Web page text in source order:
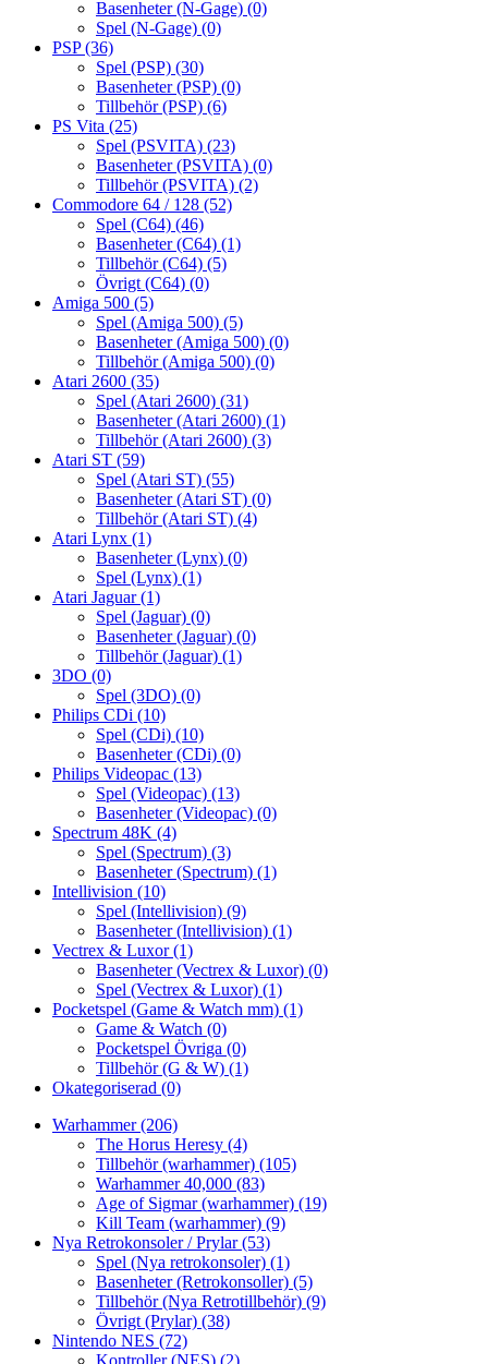
Basenheter (N-Gage) (0)
Spel (N-Gage) (0)
PSP(36)
Spel (PSP) (30)
Basenheter (PSP) (0)
Tillbehör (PSP) (6)
PS Vita (25)
Spel (PSVITA) (23)
Basenheter (PSVITA) (0)
Tillbehör (PSVITA) (2)
Commodore 64 / 128 (52)
Spel (C64) (46)
Basenheter (C64) (1)
Tillbehör (C64) (5)
Övrigt (C64) (0)
Amiga 500 (5)
Spel (Amiga 500) (5)
Basenheter (Amiga 500) (0)
Tillbehör (Amiga 500) (0)
Atari 2600 (35)
Spel (Atari 2600) (31)
Basenheter (Atari 2600) (1)
Tillbehör (Atari 2600) (3)
Atari ST (59)
Spel (Atari ST) (55)
Basenheter (Atari ST) (0)
Tillbehör (Atari ST) (4)
Atari Lynx (1)
Basenheter (Lynx) (0)
Spel (Lynx) (1)
Atari Jaguar(1)
Spel (Jaguar) (0)
Basenheter (Jaguar) (0)
Tillbehör (Jaguar) (1)
3DO (0)
Spel (3DO) (0)
Philips CDi (10)
Spel (CDi) (10)
Basenheter (CDi) (0)
Philips Videopac (13)
Spel (Videopac) (13)
Basenheter (Videopac) (0)
Spectrum 48K (4)
Spel (Spectrum) (3)
Basenheter (Spectrum) (1)
Intellivision (10)
Spel (Intellivision) (9)
Basenheter (Intellivision) (1)
Vectrex & Luxor(1)
Basenheter (Vectrex & Luxor) (0)
Spel (Vectrex & Luxor) (1)
Pocketspel (Game & Watch mm) (1)
Game & Watch (0)
Pocketspel Övriga (0)
Tillbehör (G & W) (1)
Okategoriserad (0)
Warhammer(206)
The Horus Heresy (4)
Tillbehör (warhammer) (105)
Warhammer 40,000 (83)
Age of Sigmar (warhammer) (19)
Kill Team (warhammer) (9)
Nya Retrokonsoler / Prylar(53)
Spel (Nya retrokonsoler) (1)
Basenheter (Retrokonsoller) (5)
Tillbehör (Nya Retrotillbehör) (9)
Övrigt (Prylar) (38)
Nintendo NES (72)